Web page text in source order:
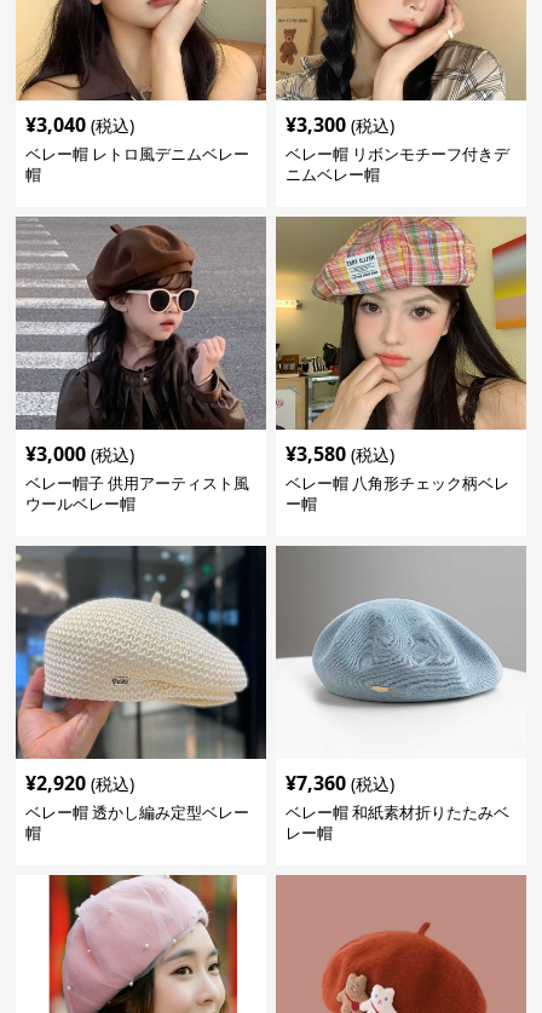
¥3,040 (税込)
ベレー帽 レトロ風デニムベレー
帽
¥3,300 (税込)
ベレー帽 リボンモチーフ付きデ
ニムベレー帽
¥3,000 (税込)
ベレー帽子 供用アーティスト風
ウールベレー帽
¥3,580 (税込)
ベレー帽 八角形チェック柄ベレ
ー帽
¥2,920 (税込)
ベレー帽 透かし編み定型ベレー
帽
¥7,360 (税込)
ベレー帽 和紙素材折りたたみベ
レー帽